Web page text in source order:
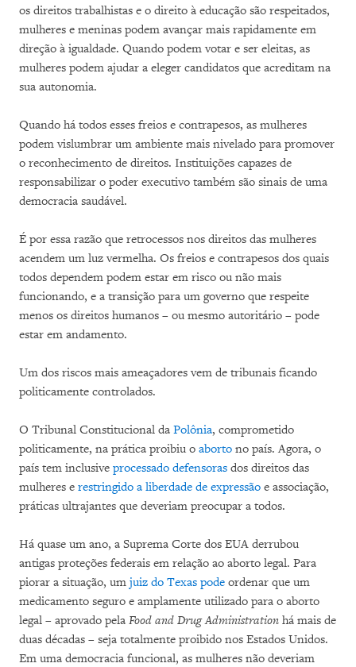
os direitos trabalhistas e o direito à educação são respeitados,
mulheres e meninas podem avançar mais rapidamente em
direção à igualdade. Quando podem votar e ser eleitas, as
mulheres podem ajudar a eleger candidatos que acreditam na
sua autonomia.
Quando há todos esses freios e contrapesos, as mulheres
podem vislumbrar um ambiente mais nivelado para promover
o reconhecimento de direitos. Instituições capazes de
responsabilizar o poder executivo também são sinais de uma
democracia saudável.
É por essa razão que retrocessos nos direitos das mulheres
acendem um luz vermelha. Os freios e contrapesos dos quais
todos dependem podem estar em risco ou não mais
funcionando, e a transição para um governo que respeite
menos os direitos humanos – ou mesmo autoritário – pode
estar em andamento.
Um dos riscos mais ameaçadores vem de tribunais ficando
politicamente controlados.
O Tribunal Constitucional da Polônia, comprometido
politicamente, na prática proibiu o aborto no país. Agora, o
país tem inclusive processado defensoras dos direitos das
mulheres e restringido a liberdade de expressão e associação,
práticas ultrajantes que deveriam preocupar a todos.
Há quase um ano, a Suprema Corte dos EUA derrubou
antigas proteções federais em relação ao aborto legal. Para
piorar a situação, um juiz do Texas pode ordenar que um
medicamento seguro e amplamente utilizado para o aborto
legal – aprovado pela Food and Drug Administration há mais de
duas décadas – seja totalmente proibido nos Estados Unidos.
Em uma democracia funcional, as mulheres não deveriam